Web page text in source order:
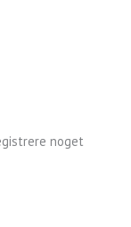
noget